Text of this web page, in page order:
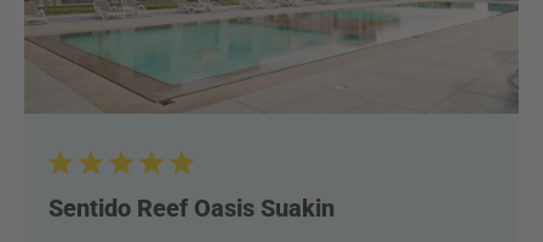
Sentido Reef Oasis Suakin